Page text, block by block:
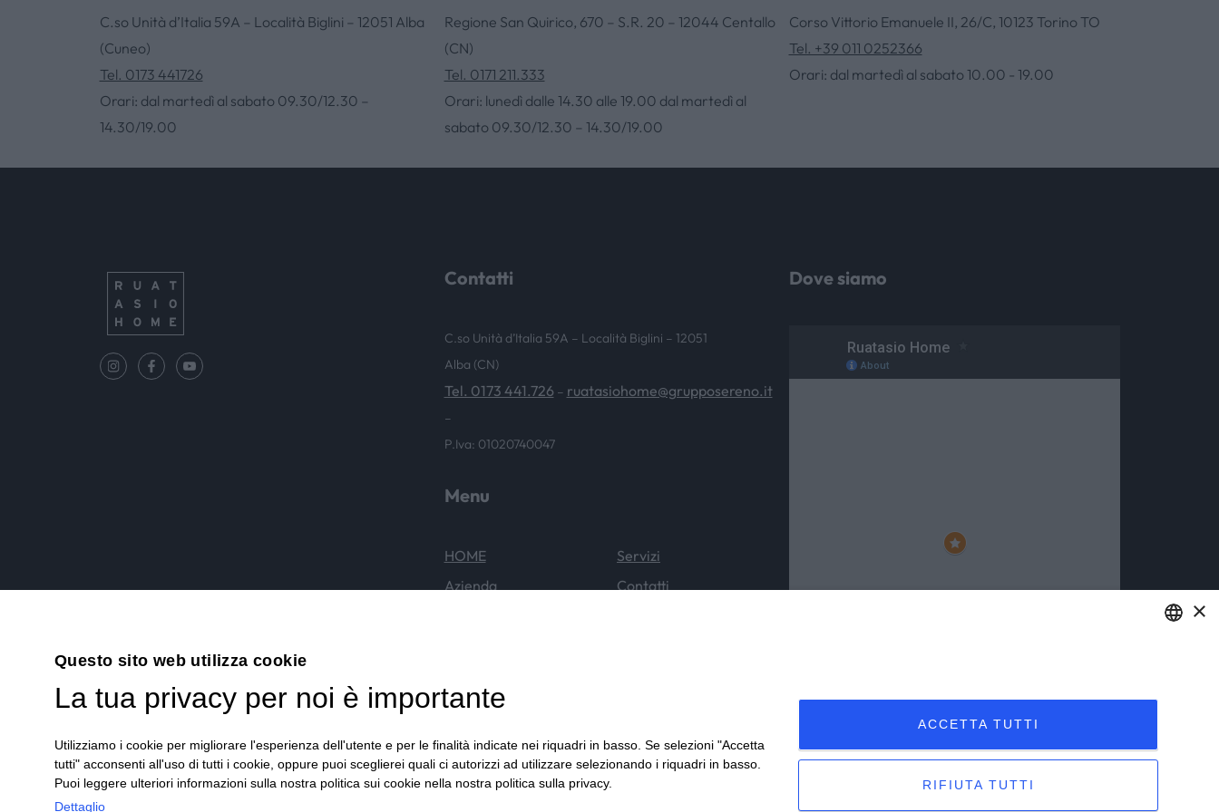
C.so Unità d’Italia 59A – Località Biglini – 12051 Alba
(Cuneo)
Tel. 0173 441726
Orari: dal martedì al sabato 09.30/12.30 –
14.30/19.00
Regione San Quirico, 670 – S.R. 20 – 12044 Centallo
(CN)
Tel. 0171 211.333
Orari: lunedì dalle 14.30 alle 19.00 dal martedì al
sabato 09.30/12.30 – 14.30/19.00
Corso Vittorio Emanuele II, 26/C, 10123 Torino TO
Tel. +39 011 0252366
Orari: dal martedì al sabato 10.00 - 19.00
Contatti
C.so Unità d’Italia 59A – Località Biglini – 12051
Alba (CN)
Tel. 0173 441.726 – ruatasiohome@grupposereno.it
–
P.Iva: 01020740047
Menu
HOME
Azienda
Servizi
Contatti
Dove siamo
×
Questo sito web utilizza cookie
La tua privacy per noi è importante
Utilizziamo i cookie per migliorare l'esperienza dell'utente e per le finalità indicate nei riquadri in basso. Se selezioni "Accetta
tutti" acconsenti all'uso di tutti i cookie, oppure puoi sceglierei quali ci autorizzi ad utilizzare selezionando i riquadri in basso.
Puoi leggere ulteriori informazioni sulla nostra politica sui cookie nella nostra politica sulla privacy.
Dettaglio
ACCETTA TUTTI
RIFIUTA TUTTI